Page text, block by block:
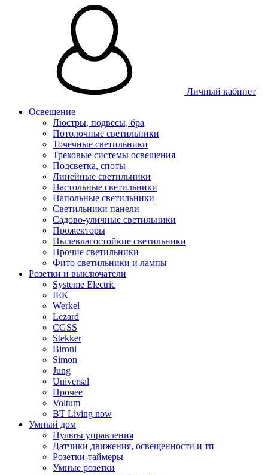
Личный кабинет
Освещение
Люстры, подвесы, бра
Потолочные светильники
Точечные светильники
Трековые системы освещения
Подсветка, споты
Линейные светильники
Настольные светильники
Напольные светильники
Светильники панели
Садово-уличные светильники
Прожекторы
Пылевлагостойкие светильники
Прочие светильники
Фито светильники и лампы
Розетки и выключатели
Systeme Electric
IEK
Werkel
Lezard
CGSS
Stekker
Bironi
Simon
Jung
Universal
Прочее
Voltum
BT Living now
Умный дом
Пульты управления
Датчики движения, освещенности и тп
Розетки-таймеры
Умные розетки